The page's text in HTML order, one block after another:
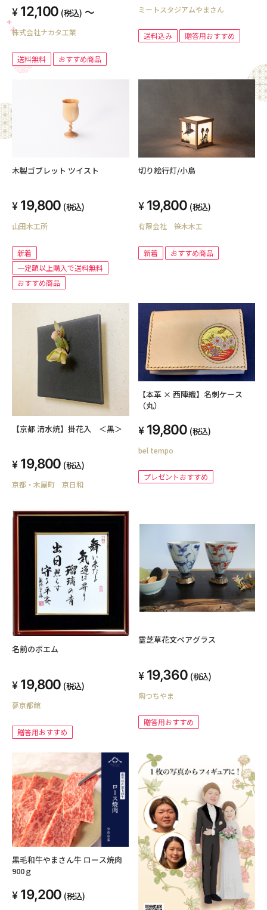
12,100 (税込) ～
株式会社ナカタ工業
送料無料 おすすめ商品
ミートスタジアムやまさん
送料込み 贈答用おすすめ
木製ゴブレット ツイスト
19,800 (税込)
山田木工所
新着
一定額以上購入で送料無料
おすすめ商品
切り絵行灯/小鳥
19,800 (税込)
有限会社 笹木木工
新着 おすすめ商品
【京都 清水焼】掛花入 ＜黒＞
19,800 (税込)
京都・木屋町 京日和
【本革 × 西陣織】名刺ケース
（丸）
19,800 (税込)
bel tempo
プレゼントおすすめ
名前のポエム
19,800 (税込)
夢京都館
贈答用おすすめ
霊芝草花文ペアグラス
19,360 (税込)
陶つちやま
贈答用おすすめ
黒毛和牛やまさん牛 ロース焼肉
900ｇ
19,200 (税込)